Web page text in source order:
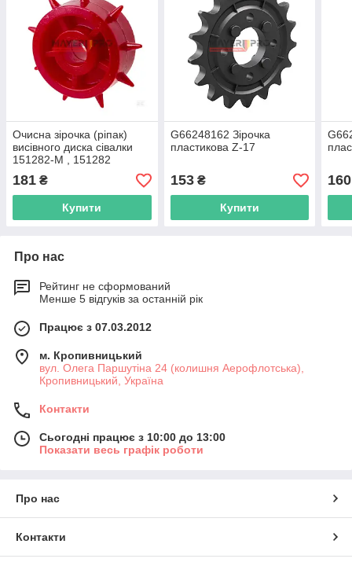
Очисна зірочка (ріпак)
висівного диска сівалки
151282-M , 151282
181 ₴
Купити
G66248162 Зірочка
пластикова Z-17
153₴
Купити
160
Про нас
Рейтинг не сформований
Менше 5 відгуків за останній рік
Працює з 07.03.2012
м. Кропивницький
вул. Олега Паршутіна 24 (колишня Аерофлотська),
Кропивницький, Україна
Контакти
Сьогодні працює з 10:00 до 13:00
Показати весь графік роботи
Про нас
Контакти